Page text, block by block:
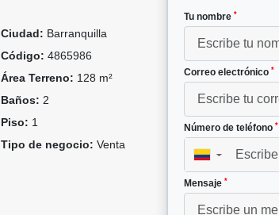
Ciudad: Barranquilla
Código: 4865986
Área Terreno: 128 m²
Baños: 2
Piso: 1
Tipo de negocio: Venta
Tu nombre *
Correo electrónico *
Número de teléfono *
▼
Mensaje *